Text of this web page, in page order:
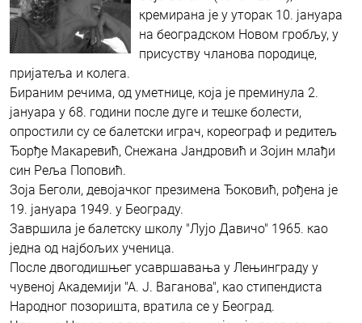
кремирана је у уторак 10. јануара
на београдском Новом гробљу, у
присуству чланова породице,
пријатеља и колега.
Бираним речима, од уметнице, која је преминула 2.
јануара у 68. години после дуге и тешке болести,
опростили су се балетски играч, кореограф и редитељ
Ђорђе Макаревић, Снежана Јандровић и Зојин млађи
син Реља Поповић.
Зоја Беголи, девојачког презимена Ђоковић, рођена је
19. јануара 1949. у Београду.
Завршила је балетску школу "Лујо Давичо" 1965. као
једна од најбољих ученица.
После двогодишњег усавршавања у Лењинграду у
чувеној Академији "А. Ј. Ваганова", као стипендиста
Народног позоришта, вратила се у Београд.